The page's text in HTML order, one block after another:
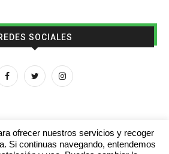
SOCIALES
ofrecer nuestros servicios y recoger
Si continuas navegando, entendemos